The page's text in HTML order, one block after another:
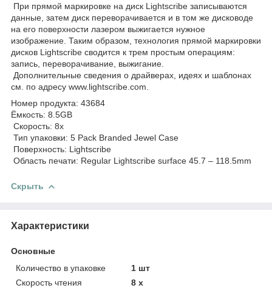
При прямой маркировке на диск Lightscribe записываются
данные, затем диск переворачивается и в том же дисководе
на его поверхности лазером выжигается нужное
изображение. Таким образом, технология прямой маркировки
дисков Lightscribe сводится к трем простым операциям:
запись, переворачивание, выжигание.
Дополнительные сведения о драйверах, идеях и шаблонах
см. по адресу www.lightscribe.com.
Номер продукта: 43684
Ёмкость: 8.5GB
Скорость: 8x
Тип упаковки: 5 Pack Branded Jewel Case
Поверхность: Lightscribe
Область печати: Regular Lightscribe surface 45.7 – 118.5mm
Скрыть
Характеристики
Основные
Количество в упаковке
1 шт
Скорость чтения
8 х